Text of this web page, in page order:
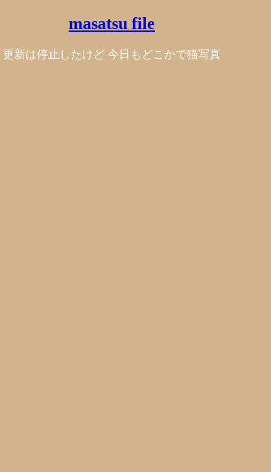
masatsu file
更新は停止したけど 今日もどこかで猫写真